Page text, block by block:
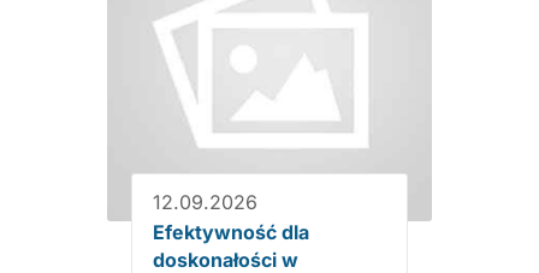
12.09.2026
Efektywność dla
doskonałości w